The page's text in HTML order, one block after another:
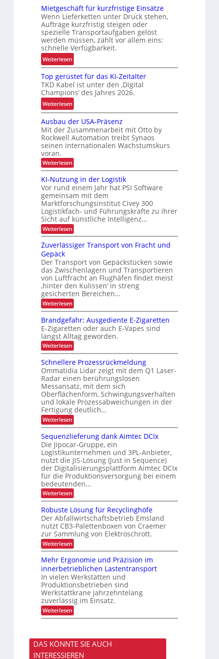
s
i
c
h
e
r
h
e
i
t
d
u
r
c
h
E
D
-
P
r
o
j
e
k
t
o
n
e
u
e
E
F
G
-
B
a
u
e
i
h
e
n
j
e
t
z
t
e
r
h
ä
l
l
i
c
h
Mietgeschäft für kurzfristige Einsätze
Wenn Lieferketten unter Druck stehen,
Aufträge kurzfristig steigen oder
spezielle Transportaufgaben gelöst
werden müssen, zählt vor allem eins:
schnelle Verfügbarkeit.
Weiterlesen:
M
i
e
t
g
e
s
c
h
f
t
f
ü
r
k
u
r
z
f
i
s
t
i
g
e
E
i
n
s
ä
t
z
e
Top gerüstet für das KI-Zeitalter
TKD Kabel ist unter den ‚Digital
Champions‘ des Jahres 2026.
Weiterlesen:
T
o
p
g
e
r
ü
s
t
e
t
f
ü
r
d
s
K
I
-
Z
e
i
t
a
l
t
e
r
Ausbau der USA-Präsenz
Mit der Zusammenarbeit mit Otto by
Rockwell Automation treibt Synaos
seinen internationalen Wachstumskurs
voran.
Weiterlesen:
A
s
b
a
u
d
e
r
U
S
A
r
ä
s
e
n
z
KI-Nutzung in der Logistik
Vor rund einem Jahr hat PSI Software
gemeinsam mit dem
Marktforschungsinstitut Civey 300
Logistikfach- und Führungskräfte zu ihrer
Sicht auf künstliche Intelligenz…
Weiterlesen:
K
I
-
u
t
z
u
n
g
i
n
d
e
r
L
o
g
s
t
i
k
Zuverlässiger Transport von Fracht und
Gepäck
Der Transport von Gepäckstücken sowie
das Zwischenlagern und Transportieren
von Luftfracht an Flughäfen findet meist
‚hinter den Kulissen‘ in streng
gesicherten Bereichen…
Weiterlesen:
Z
v
e
r
l
ä
s
i
g
e
r
T
r
a
n
s
p
o
r
t
o
n
F
r
a
c
h
t
u
n
d
G
e
p
ä
c
k
Brandgefahr: Ausgediente E-Zigaretten
E-Zigaretten oder auch E-Vapes sind
längst Alltag geworden.
Weiterlesen:
B
a
n
d
g
e
f
a
h
r
:
A
u
s
g
e
d
i
e
n
t
e
E
-
Z
i
g
a
r
e
t
t
e
n
Schnellere Prozessrückmeldung
Ommatidia Lidar zeigt mit dem Q1 Laser-
Radar einen berührungslosen
Messansatz, mit dem sich
Oberflächenform, Schwingungsverhalten
und lokale Prozessabweichungen in der
Fertigung deutlich…
Weiterlesen:
S
c
h
n
e
l
l
e
r
e
P
r
o
z
e
s
s
r
ü
k
m
e
l
d
u
n
g
Sequenzlieferung dank Aimtec DCIx
Die Jipocar-Gruppe, ein
Logistikunternehmen und 3PL-Anbieter,
nutzt die JIS-Lösung (Just in Sequence)
der Digitalisierungsplattform Aimtec DCIx
für die Produktionsversorgung bei einem
bedeutenden…
Weiterlesen:
S
e
q
u
e
n
z
l
e
f
e
r
u
n
g
d
a
A
i
t
Robuste Lösung für Recyclinghöfe
Der Abfallwirtschaftsbetrieb Emsland
nutzt CB3-Palettenboxen von Craemer
zur Sammlung von Elektroschrott.
Weiterlesen:
R
b
u
s
t
e
L
ö
s
u
f
ü
r
Mehr Ergonomie und Präzision im
innerbetrieblichen Lastentransport
In vielen Werkstätten und
Produktionsbetrieben sind
Werkstattkrane jahrzehntelang
zuverlässig im Einsatz.
Weiterlesen:
M
r
E
r
DAS KÖNNTE SIE AUCH
INTERESSIEREN